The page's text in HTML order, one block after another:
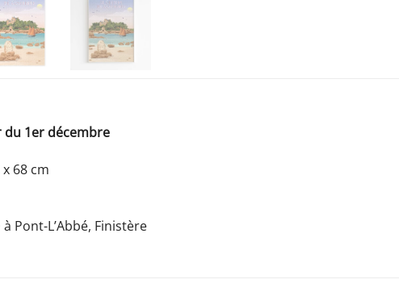
1er décembre
68 cm
Pont-L’Abbé, Finistère